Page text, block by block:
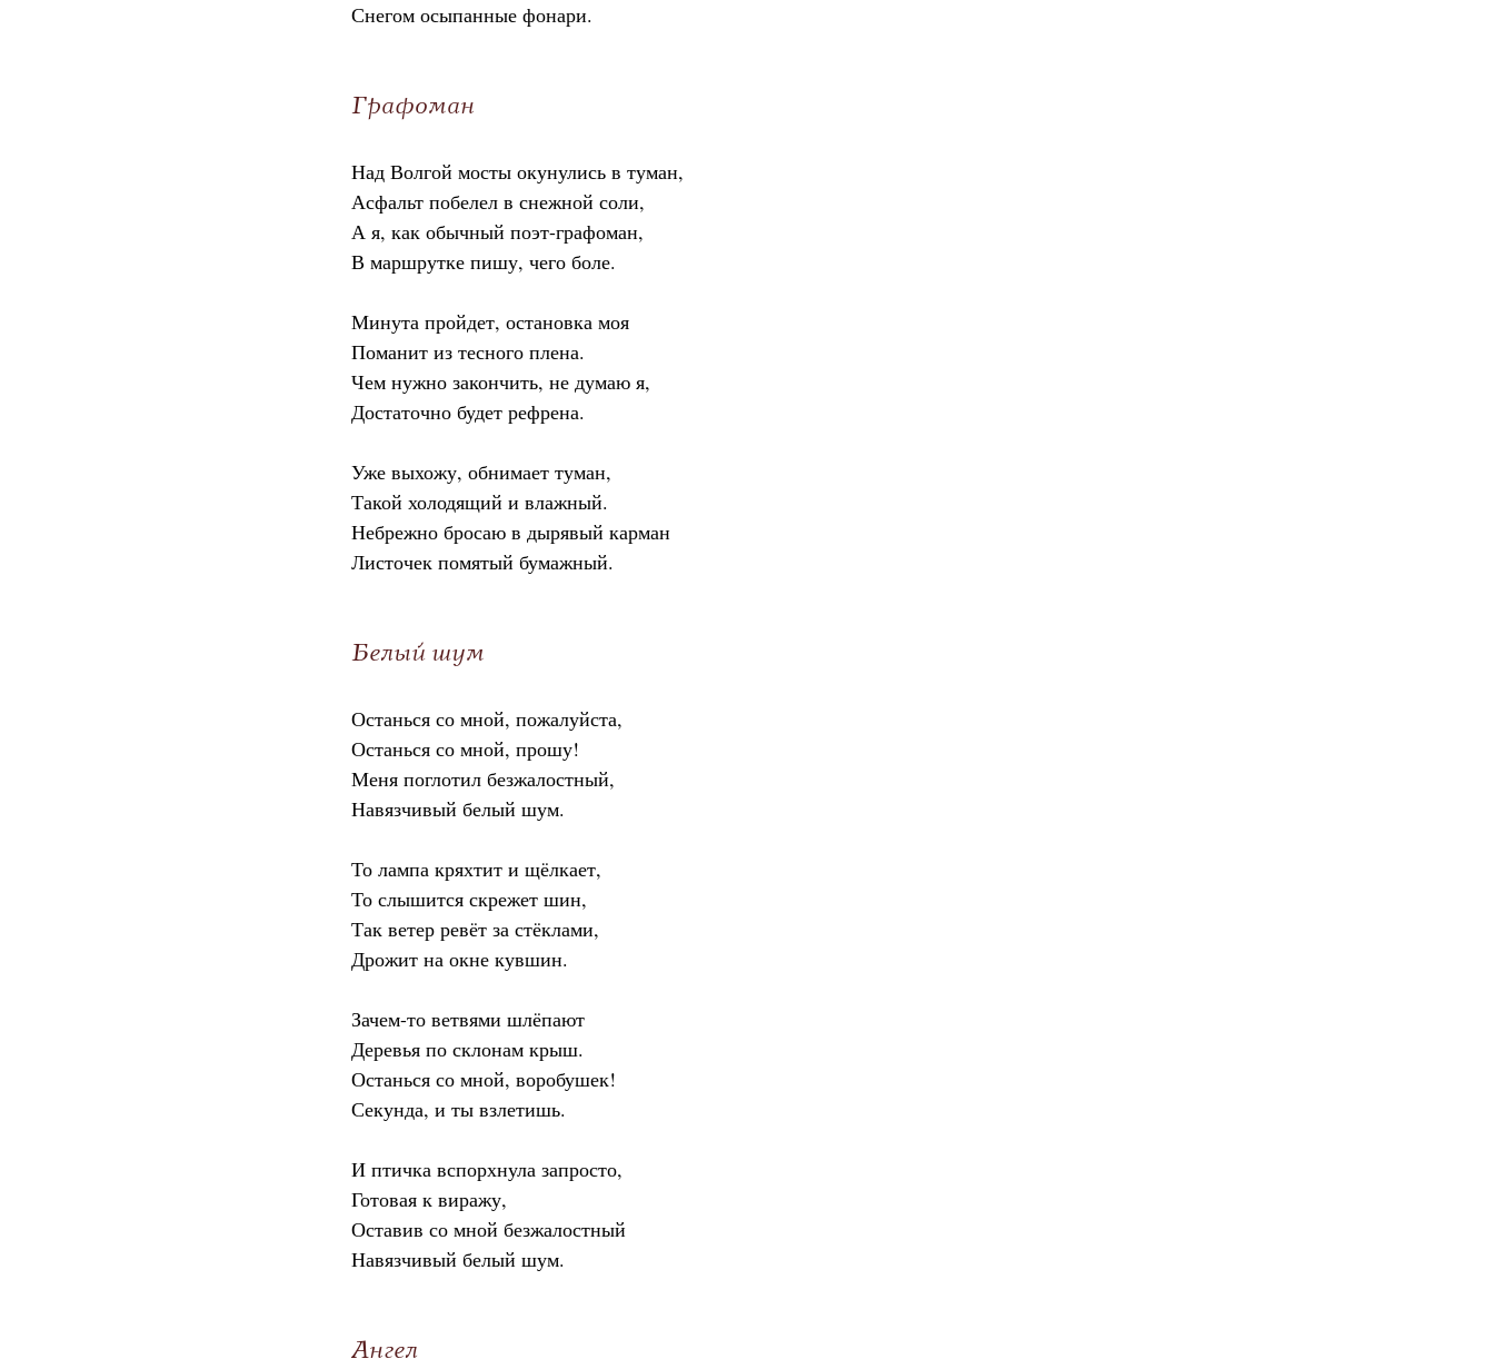
Снегом осыпанные фонари.
Графоман
Над Волгой мосты окунулись в туман,
Асфальт побелел в снежной соли,
А я, как обычный поэт-графоман,
В маршрутке пишу, чего боле.
Минута пройдет, остановка моя
Поманит из тесного плена.
Чем нужно закончить, не думаю я,
Достаточно будет рефрена.
Уже выхожу, обнимает туман,
Такой холодящий и влажный.
Небрежно бросаю в дырявый карман
Листочек помятый бумажный.
Белый шум
Останься со мной, пожалуйста,
Останься со мной, прошу!
Меня поглотил безжалостный,
Навязчивый белый шум.
То лампа кряхтит и щёлкает,
То слышится скрежет шин,
Так ветер ревёт за стёклами,
Дрожит на окне кувшин.
Зачем-то ветвями шлёпают
Деревья по склонам крыш.
Останься со мной, воробушек!
Секунда, и ты взлетишь.
И птичка вспорхнула запросто,
Готовая к виражу,
Оставив со мной безжалостный
Навязчивый белый шум.
Ангел